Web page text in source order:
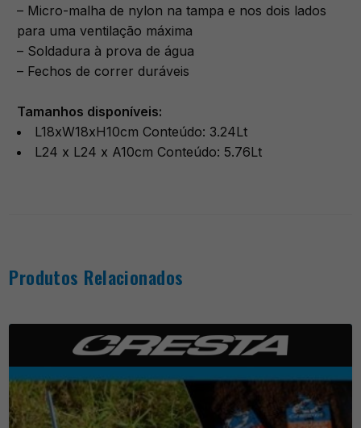
– Micro-malha de nylon na tampa e nos dois lados
para uma ventilação máxima
– Soldadura à prova de água
– Fechos de correr duráveis
Tamanhos disponíveis:
L18xW18xH10cm Conteúdo: 3.24Lt
L24 x L24 x A10cm Conteúdo: 5.76Lt
Produtos Relacionados